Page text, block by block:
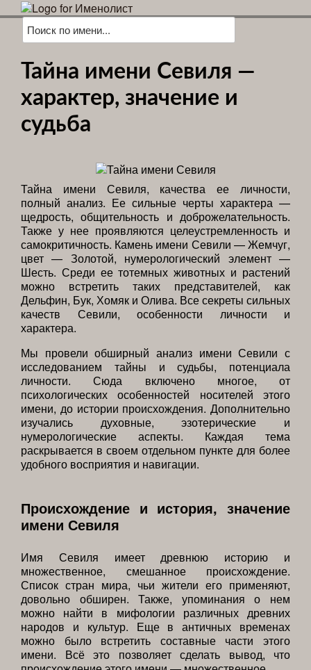
Тайна имени Севиля —
характер, значение и
судьба
Тайна имени Севиля, качества ее личности,
полный анализ. Ее сильные черты характера —
щедрость, общительность и доброжелательность.
Также у нее проявляются целеустремленность и
самокритичность. Камень имени Севили — Жемчуг,
цвет — Золотой, нумерологический элемент —
Шесть. Среди ее тотемных животных и растений
можно встретить таких представителей, как
Дельфин, Бук, Хомяк и Олива. Все секреты сильных
качеств Севили, особенности личности и
характера.
Мы провели обширный анализ имени Севили с
исследованием тайны и судьбы, потенциала
личности. Сюда включено многое, от
психологических особенностей носителей этого
имени, до истории происхождения. Дополнительно
изучались духовные, эзотерические и
нумерологические аспекты. Каждая тема
раскрывается в своем отдельном пункте для более
удобного восприятия и навигации.
Происхождение и история, значение
имени Севиля
Имя Севиля имеет древнюю историю и
множественное, смешанное происхождение.
Список стран мира, чьи жители его применяют,
довольно обширен. Также, упоминания о нем
можно найти в мифологии различных древних
народов и культур. Еще в античных временах
можно было встретить составные части этого
имени. Всё это позволяет сделать вывод, что